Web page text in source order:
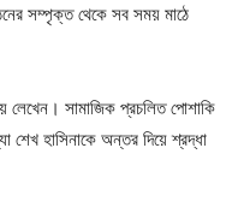
সম্পৃক্ত থেকে সব সময় মাঠে
লেখেন। সামাজিক প্রচলিত পোশাকি
শেখ হাসিনাকে অন্তর দিয়ে শ্রদ্ধা